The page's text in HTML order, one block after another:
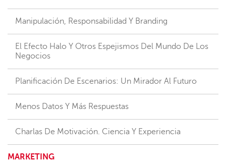
Manipulación, Responsabilidad Y Branding
El Efecto Halo Y Otros Espejismos Del Mundo De Los
Negocios
Planificación De Escenarios: Un Mirador Al Futuro
Menos Datos Y Más Respuestas
Charlas De Motivación. Ciencia Y Experiencia
MARKETING